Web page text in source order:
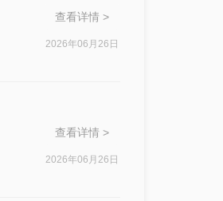
查看详情 >
2026年06月26日
查看详情 >
2026年06月26日